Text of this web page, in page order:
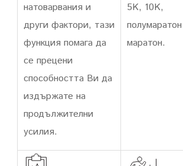
натоварвания и
други фактори, тази
функция помага да
се прецени
способността Ви да
издържате на
продължителни
усилия.
5K, 10K,
маратон.